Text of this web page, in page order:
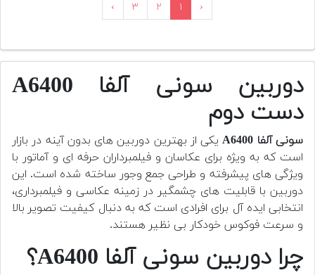
‹ ۱ ۲ ۳ ›
دوربین سونی آلفا A6400
دست دوم
سونی آلفا A6400
یکی از بهترین دوربین های بدون آینه در بازار
است که به ویژه برای عکاسان و فیلمبرداران حرفه ای و آماتور با
ویژگی های پیشرفته و طراحی جمع وجور ساخته شده است. این
دوربین با قابلیت های چشمگیر در زمینه عکاسی و فیلمبرداری،
انتخابی ایده آل برای افرادی است که به دنبال کیفیت تصویر بالا
و سرعت فوکوس خودکار بی نظیر هستند.
چرا دوربین سونی آلفا A6400؟